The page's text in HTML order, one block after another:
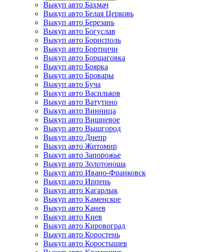
Выкуп авто Бахмач
Выкуп авто Белая Церковь
Выкуп авто Березань
Выкуп авто Богуслав
Выкуп авто Борисполь
Выкуп авто Бортничи
Выкуп авто Борщаговка
Выкуп авто Боярка
Выкуп авто Бровары
Выкуп авто Буча
Выкуп авто Васильков
Выкуп авто Ватутино
Выкуп авто Винница
Выкуп авто Вишневое
Выкуп авто Вышгород
Выкуп авто Днепр
Выкуп авто Житомир
Выкуп авто Запорожье
Выкуп авто Золотоноша
Выкуп авто Ивано-Франковск
Выкуп авто Ирпень
Выкуп авто Кагарлык
Выкуп авто Каменское
Выкуп авто Канев
Выкуп авто Киев
Выкуп авто Кировоград
Выкуп авто Коростень
Выкуп авто Коростышев